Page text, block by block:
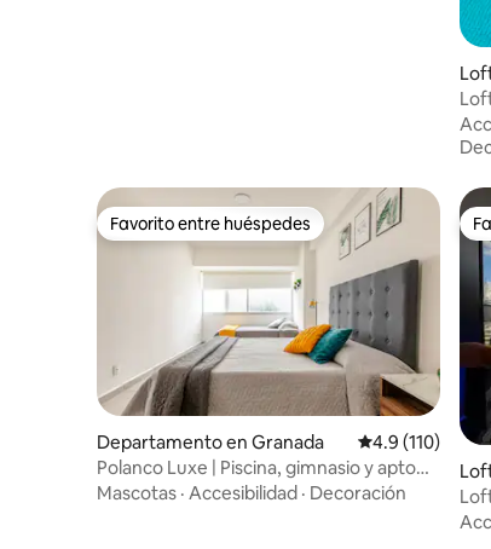
Favorito entre huéspedes
Favorito entre huéspedes
Departamento en Granada Calificación
4.9 (110)
Polanco Luxe | Piscina, gimnasio y apto
para mascotas
Mascotas · Accesibilidad · Decoración